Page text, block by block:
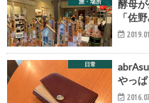
酵母
「佐
日常
やっ